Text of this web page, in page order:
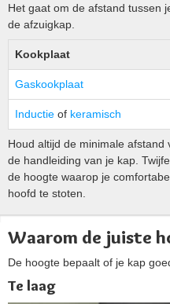
Het gaat om de afstand tussen
de afzuigkap.
Kookplaat
Gaskookplaat
Inductie of keramisch
Houd altijd de minimale
de handleiding van je kap.
de hoogte waarop je
hoofd te stoten.
Waarom de juiste
De hoogte bepaalt of je kap
Te laag